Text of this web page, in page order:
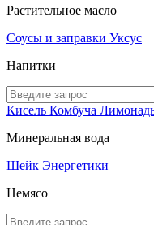
Растительное масло
Соусы и заправки Уксус
Напитки
Кисель Комбуча
Минеральная вода
Шейк Энергетики
Немясо